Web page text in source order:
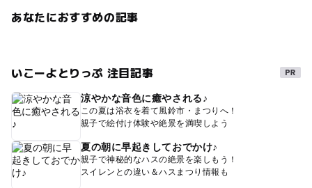
あなたにおすすめの記事
いこーよとりっぷ 注目記事
涼やかな音色に癒やされる♪
この夏は浴衣を着て風鈴市・まつりへ！
親子で絵付け体験や絶景を満喫しよう
夏の朝に早起きしておでかけ♪
親子で神秘的なハスの絶景を楽しもう！
スイレンとの違い＆ハスまつり情報も